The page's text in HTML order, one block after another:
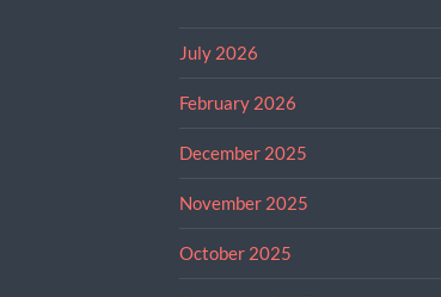
July 2026
February 2026
December 2025
November 2025
October 2025